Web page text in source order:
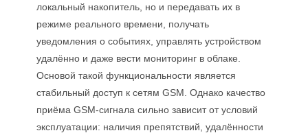
локальный накопитель, но и передавать их в
режиме реального времени, получать
уведомления о событиях, управлять устройством
удалённо и даже вести мониторинг в облаке.
Основой такой функциональности является
стабильный доступ к сетям GSM. Однако качество
приёма GSM-сигнала сильно зависит от условий
эксплуатации: наличия препятствий, удалённости